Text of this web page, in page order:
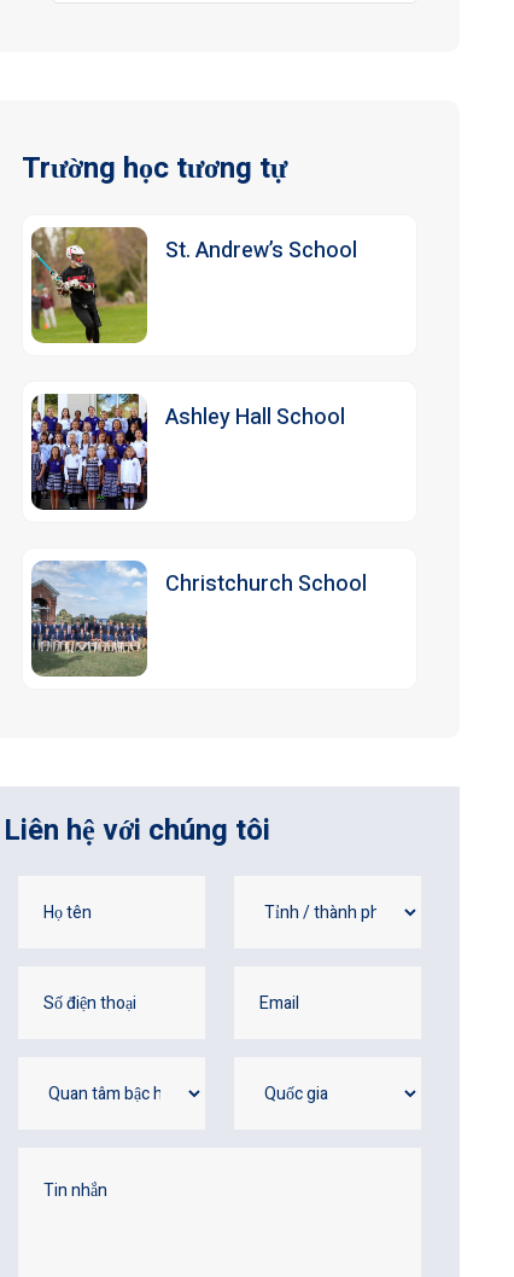
Trường học tương tự
St. Andrew’s School
Ashley Hall School
Christchurch School
Liên hệ với chúng tôi